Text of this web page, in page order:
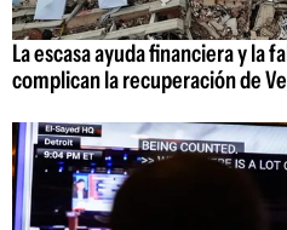
La escasa ayuda financiera y la
complican la recuperación de